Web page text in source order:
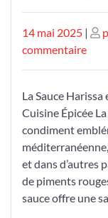
Publié
le
14 mai 2025 |
commentairesur
de
la
en
La Sauce
Cuisine Épicée
condiment
et dans d’autres
de piments
sauce offre une